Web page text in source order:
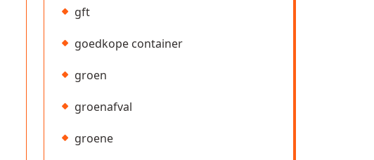
gft
goedkope container
groen
groenafval
groene